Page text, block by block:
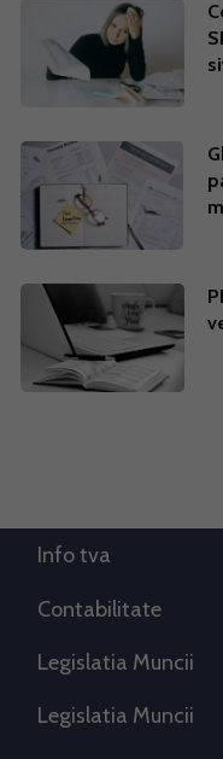
Info tva
Contabilitate
Legislatia Muncii
Legislatia Muncii